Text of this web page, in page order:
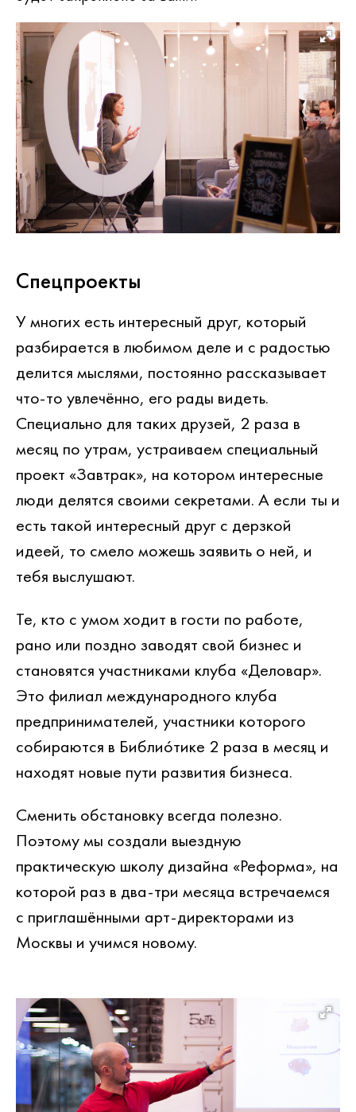
Спецпроекты
У многих есть интересный друг, который
разбирается в любимом деле и с радостью
делится мыслями, постоянно рассказывает
что-то увлечённо, его рады видеть.
Специально для таких друзей, 2 раза в
месяц по утрам, устраиваем специальный
проект «Завтрак», на котором интересные
люди делятся своими секретами. А если ты и
есть такой интересный друг с дерзкой
идеей, то смело можешь заявить о ней, и
тебя выслушают.
Те, кто с умом ходит в гости по работе,
рано или поздно заводят свой бизнес и
становятся участниками клуба «Деловар».
Это филиал международного клуба
предпринимателей, участники которого
собираются в Библиóтике 2 раза в месяц и
находят новые пути развития бизнеса.
Сменить обстановку всегда полезно.
Поэтому мы создали выездную
практическую школу дизайна «Реформа», на
которой раз в два-три месяца встречаемся
с приглашёнными арт-директорами из
Москвы и учимся новому.